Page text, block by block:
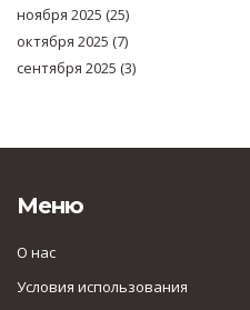
ноября 2025 (25)
октября 2025 (7)
сентября 2025 (3)
Меню
О нас
Условия использования